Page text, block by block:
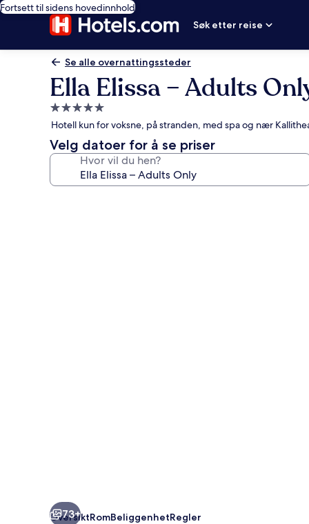
Fortsett til sidens hovedinnhold
Søk etter reise
Se alle overnattingssteder
Ella Elissa – Adults
Overnattingssted
med
5.0
stjerner
Hotell kun for voksne, på stranden, med spa og nær
Velg datoer for å se priser
Hvor vil du hen?
73+
OversiktRomBeliggenhetRegler